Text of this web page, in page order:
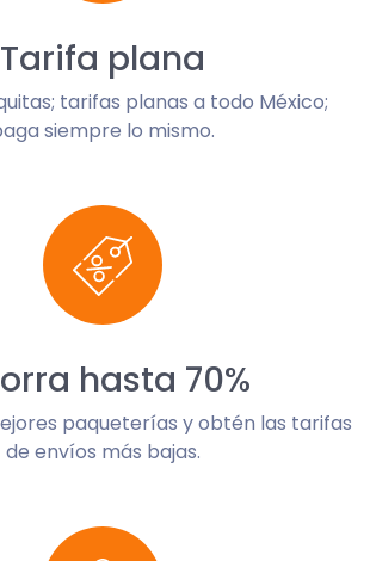
Tarifa plana
tarifas planas a todo México;
siempre lo mismo.
hasta 70%
paqueterías y obtén las tarifas
de envíos más bajas.